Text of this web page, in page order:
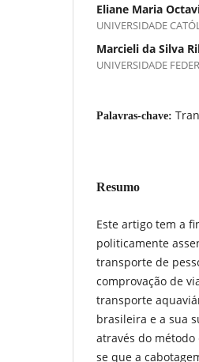
Eliane Maria
UNIVERSIDADE
Marcieli da Silva
UNIVERSIDADE
Palavras-chave:
Resumo
Este artigo tem a
politicamente
transporte de
comprovação de
transporte
brasileira e a sua
através do
se que a